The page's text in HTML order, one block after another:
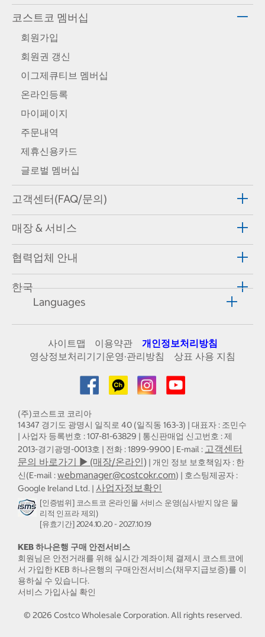
코스트코 멤버십
회원가입
회원권 갱신
이그제큐티브 멤버십
온라인등록
마이페이지
주문내역
제휴신용카드
글로벌 멤버십
고객센터(FAQ/문의)
매장 & 서비스
협력업체 안내
한국
Languages
사이트맵 이용약관
개인정보처리방침
영상정보처리기기운영·관리방침
상표 사용 지침
(주)코스트코 코리아
14347 경기도 광명시 일직로 40 (일직동 163-3) | 대표자 : 조민수
| 사업자 등록번호 : 107-81-63829 | 통신판매업 신고번호 : 제
2013-경기광명-0013호 | 전화 : 1899-9900 | E-mail : 고객센터
문의 바로가기 ▶ (매장/온라인) | 개인 정보 보호책임자 : 한
신(E-mail :webmanager@costcokr.com) | 호스팅제공자 :
Google Ireland Ltd. | 사업자정보확인
[인증범위] 코스트코 온라인몰 서비스 운영(심사받지 않은 물
리적 인프라 제외)
[유효기간] 2024.10.20 - 2027.10.19
KEB 하나은행 구매 안전서비스
회원님은 안전거래를 위해 실시간 계좌이체 결제시 코스트코에
서 가입한 KEB 하나은행의 구매안전서비스(채무지급보증)를 이
용하실 수 있습니다.
서비스 가입사실 확인
© 2026 Costco Wholesale Corporation. All rights reserved.